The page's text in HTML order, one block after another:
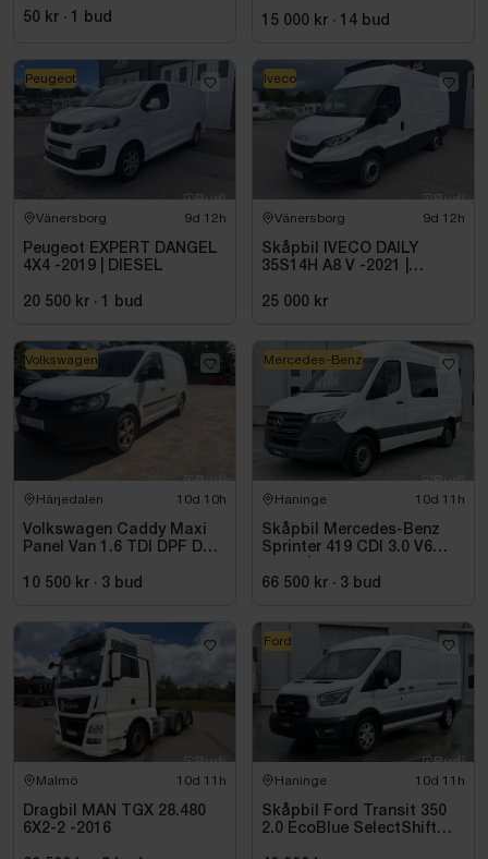
50 kr · 1 bud
15 000 kr · 14 bud
Vänersborg 9d 12h
Peugeot EXPERT DANGEL
4X4 -2019 | DIESEL
20 500 kr · 1 bud
Peugeot
Vänersborg 9d 12h
Skåpbil IVECO DAILY
35S14H A8 V -2021 |
25 000 kr
Iveco
Härjedalen 10d 10h
Volkswagen Caddy Maxi
Panel Van 1.6 TDI DPF DSG
10 500 kr · 3 bud
Volkswagen
Haninge 10d 11h
Skåpbil Mercedes-Benz
Sprinter 419 CDI 3.0 V6
66 500 kr · 3 bud
Mercedes-Benz
Malmö 10d 11h
Dragbil MAN TGX 28.480
6X2-2 -2016
Haninge 10d 11h
Skåpbil Ford Transit 350
2.0 EcoBlue SelectShift
Ford